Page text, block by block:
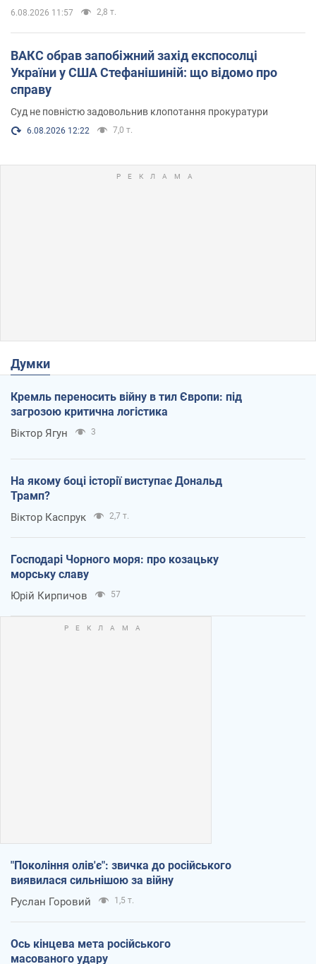
6.08.2026 11:57 2,8 т.
ВАКС обрав запобіжний захід експосолці
України у США Стефанішиній: що відомо про
справу
Суд не повністю задовольнив клопотання прокуратури
6.08.2026 12:22 7,0 т.
Думки
Кремль переносить війну в тил Європи: під
загрозою критична логістика
Віктор Ягун 3
На якому боці історії виступає Дональд
Трамп?
Віктор Каспрук 2,7 т.
Господарі Чорного моря: про козацьку
морську славу
Юрій Кирпичов 57
"Покоління олів'є": звичка до російського
виявилася сильнішою за війну
Руслан Горовий 1,5 т.
Ось кінцева мета російського
масованого удару